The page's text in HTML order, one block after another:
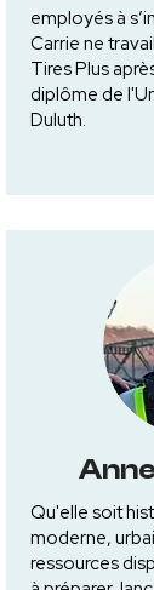
employés à
Carrie ne
Tires Plus
diplôme de
Duluth.
Qu'elle soit
moderne,
ressources